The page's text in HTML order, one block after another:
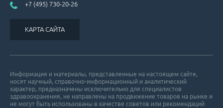
+7 (495) 730-20-26
КАРТА САЙТА
Информация и материалы, представленные на настоящем сайте,
носят научный, справочно-информационный и аналитический
характер, предназначены исключительно для специалистов
здравоохранения, не направлены на продвижение товаров на рынке и
не могут быть использованы в качестве советов или рекомендаций